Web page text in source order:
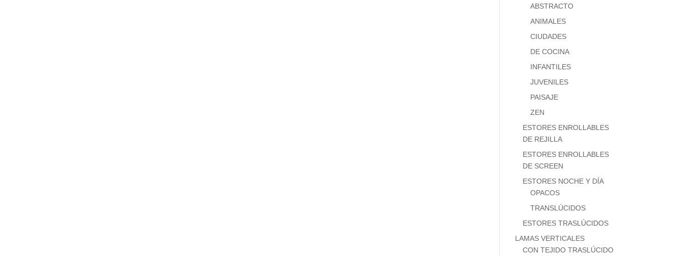
ABSTRACTO
ANIMALES
CIUDADES
DE COCINA
INFANTILES
JUVENILES
PAISAJE
ZEN
ESTORES ENROLLABLES
DE REJILLA
ESTORES ENROLLABLES
DE SCREEN
ESTORES NOCHE Y DÍA
OPACOS
TRANSLÚCIDOS
ESTORES TRASLÚCIDOS
LAMAS VERTICALES
CON TEJIDO TRASLÚCIDO